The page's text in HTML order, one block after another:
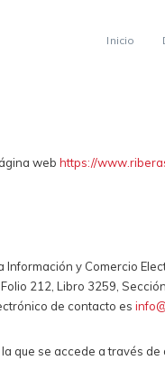
Inicio
web https://
y Comercio
212, Libro 3259,
de contacto es
que se accede a través de